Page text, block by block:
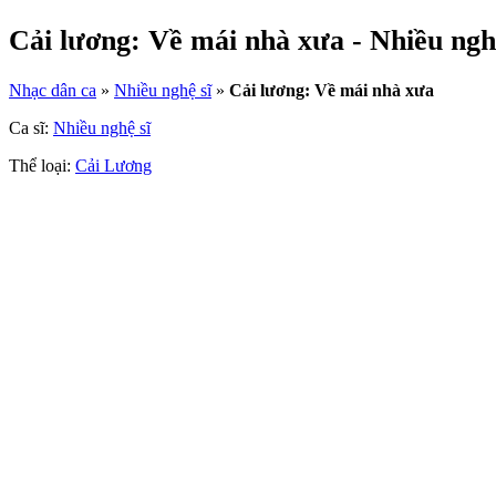
Cải lương: Về mái nhà xưa - Nhiều
Nhạc dân ca » Nhiều nghệ sĩ» Cải lương: Về mái nhà xưa
Ca sĩ: Nhiều nghệ sĩ
Thể loại: Cải Lương